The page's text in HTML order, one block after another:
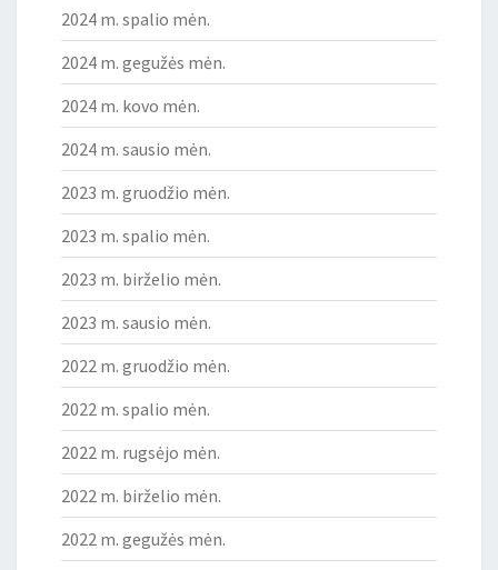
2024 m. spalio mėn.
2024 m. gegužės mėn.
2024 m. kovo mėn.
2024 m. sausio mėn.
2023 m. gruodžio mėn.
2023 m. spalio mėn.
2023 m. birželio mėn.
2023 m. sausio mėn.
2022 m. gruodžio mėn.
2022 m. spalio mėn.
2022 m. rugsėjo mėn.
2022 m. birželio mėn.
2022 m. gegužės mėn.